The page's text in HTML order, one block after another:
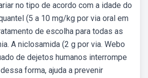
no tipo de acordo com a idade do
(5 a 10 mg/kg por via oral em
de escolha para todas as
A niclosamida (2 g por via. Webo
de dejetos humanos interrompe
forma, ajuda a prevenir